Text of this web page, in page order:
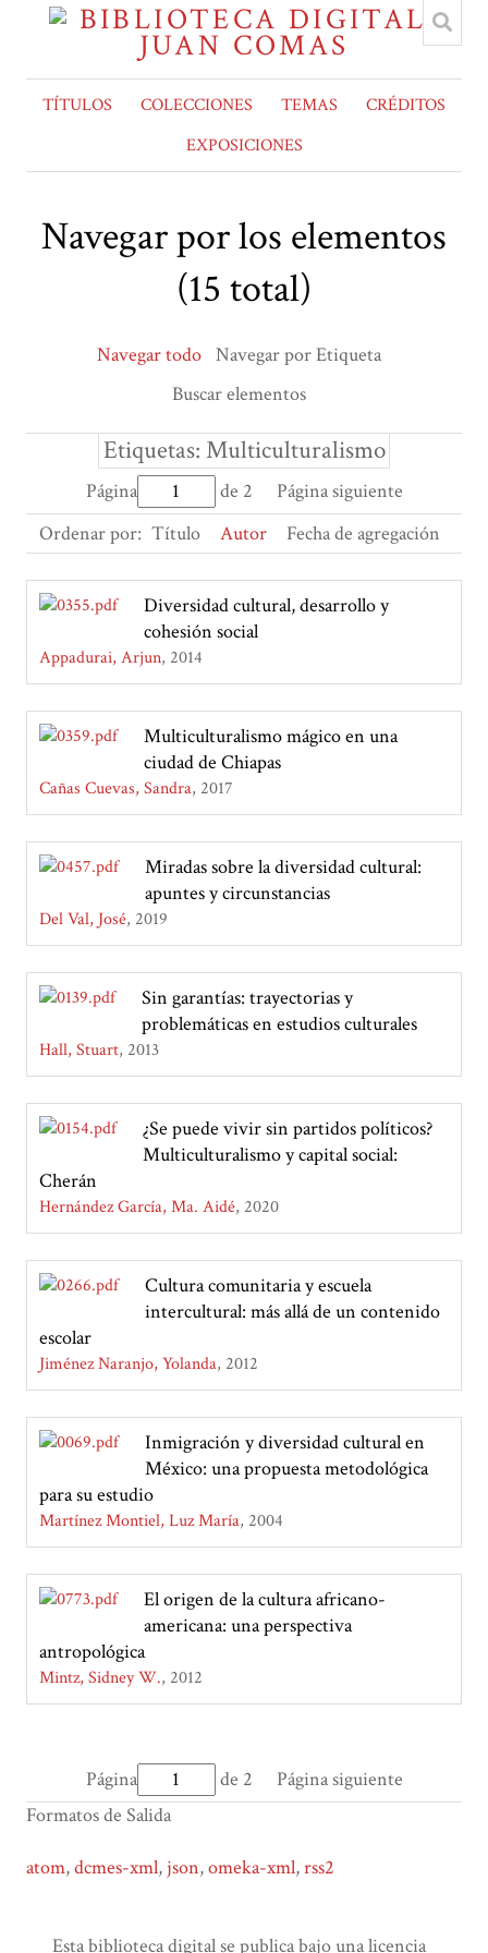
TÍTULOS COLECCIONES TEMAS
CRÉDITOS
EXPOSICIONES
Navegar por los elementos
(15 total)
Navegar todo Navegar por Etiqueta
Buscar elementos
Etiquetas: Multiculturalismo
Página de 2
Página siguiente
Ordenar por: Título Autor Fecha de agregación
Diversidad cultural, desarrollo y
cohesión social
Appadurai, Arjun 2014
Multiculturalismo mágico en una
ciudad de Chiapas
Cañas Cuevas, Sandra 2017
Miradas sobre la diversidad cultural:
apuntes y circunstancias
Del Val, José 2019
Sin garantías: trayectorias y
problemáticas en estudios culturales
Hall, Stuart 2013
¿Se puede vivir sin partidos políticos?
Multiculturalismo y capital social:
Cherán
Hernández García, Ma. Aidé 2020
Cultura comunitaria y escuela
intercultural: más allá de un contenido
escolar
Jiménez Naranjo, Yolanda 2012
Inmigración y diversidad cultural en
México: una propuesta metodológica
para su estudio
Martínez Montiel, Luz María 2004
El origen de la cultura africano-
americana: una perspectiva
antropológica
Mintz, Sidney W. 2012
Página de 2
Página siguiente
Formatos de Salida
atom,dcmes-xml, json,omeka-xml,rss2
Esta biblioteca digital se publica bajo una licencia